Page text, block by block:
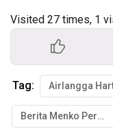
Visited 27 times, 1
Tag: Airlangga
Berita Menko Perekonomian